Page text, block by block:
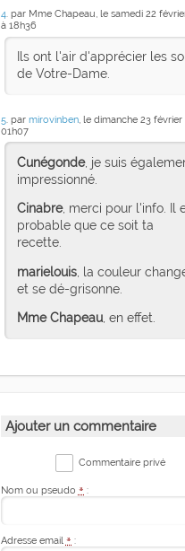
4. par Mme Chapeau, le samedi 22
à 18h36
Ils ont l'air d'apprécier les
de Votre-Dame.
5 . par mirovinben , le dimanche 23
01h07
Cunégonde, je suis
impressionné.
Cinabre, merci pour l'info. Il
probable que ce soit ta
recette.
marielouis, la couleur
et se dé-grisonne.
Mme Chapeau, en effet.
Ajouter un commentaire
Commentaire privé
Nom ou pseudo * :
Adresse email * :